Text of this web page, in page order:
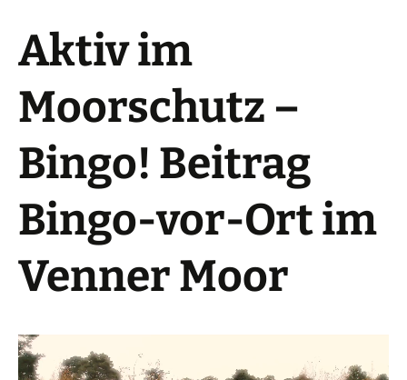
Aktiv im
Moorschutz –
Bingo! Beitrag
Bingo-vor-Ort im
Venner Moor